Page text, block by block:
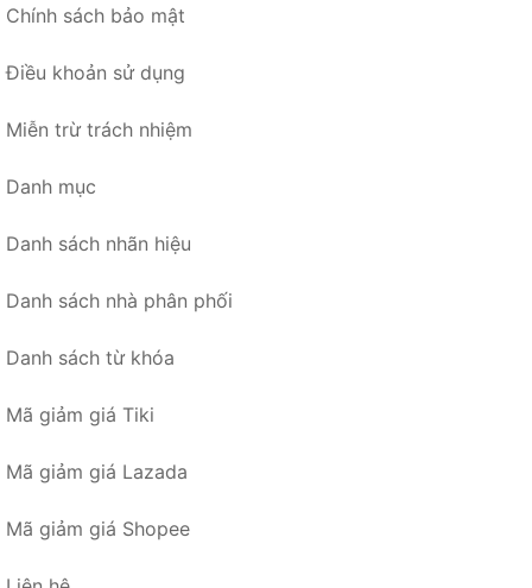
Chính sách bảo mật
Điều khoản sử dụng
Miễn trừ trách nhiệm
Danh mục
Danh sách nhãn hiệu
Danh sách nhà phân phối
Danh sách từ khóa
Mã giảm giá Tiki
Mã giảm giá Lazada
Mã giảm giá Shopee